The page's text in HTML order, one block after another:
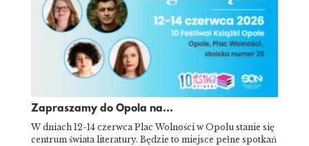
Zapraszamy do Opola na...
W dniach 12-14 czerwca Plac Wolności w Opolu stanie się
centrum świata literatury. Będzie to miejsce pełne spotkań